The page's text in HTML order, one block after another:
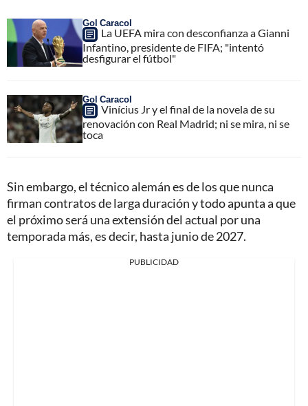
Gol Caracol
La UEFA mira con desconfianza a Gianni
Infantino, presidente de FIFA; "intentó
desfigurar el fútbol"
Gol Caracol
Vinícius Jr y el final de la novela de su
renovación con Real Madrid; ni se mira, ni se
toca
Sin embargo, el técnico alemán es de los que nunca
firman contratos de larga duración y todo apunta a que
el próximo será una extensión del actual por una
temporada más, es decir, hasta junio de 2027.
PUBLICIDAD